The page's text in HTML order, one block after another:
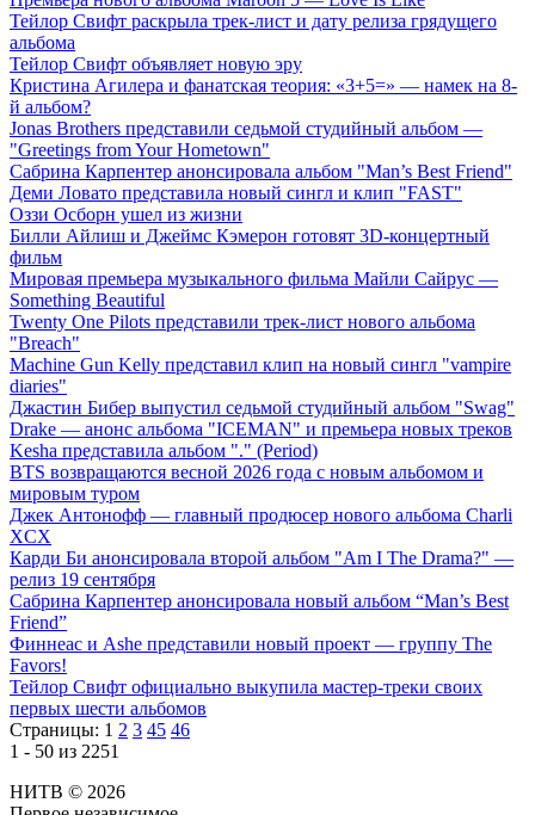
Тейлор Свифт раскрыла трек-лист и дату релиза грядущего
альбома
Тейлор Свифт объявляет новую эру
Кристина Агилера и фанатская теория: «3+5=» — намек на 8-
й альбом?
Jonas Brothers представили седьмой студийный альбом —
"Greetings from Your Hometown"
Сабрина Карпентер анонсировала альбом "Man’s Best Friend"
Деми Ловато представила новый сингл и клип "FAST"
Оззи Осборн ушел из жизни
Билли Айлиш и Джеймс Кэмерон готовят 3D-концертный
фильм
Мировая премьера музыкального фильма Майли Сайрус —
Something Beautiful
Twenty One Pilots представили трек-лист нового альбома
"Breach"
Machine Gun Kelly представил клип на новый сингл "vampire
diaries"
Джастин Бибер выпустил седьмой студийный альбом "Swag"
Drake — анонс альбома "ICEMAN" и премьера новых треков
Kesha представила альбом "." (Period)
BTS возвращаются весной 2026 года с новым альбомом и
мировым туром
Джек Антонофф — главный продюсер нового альбома Charli
XCX
Карди Би анонсировала второй альбом "Am I The Drama?" —
релиз 19 сентября
Сабрина Карпентер анонсировала новый альбом “Man’s Best
Friend”
Финнеас и Ashe представили новый проект — группу The
Favors!
Тейлор Свифт официально выкупила мастер-треки своих
первых шести альбомов
Страницы: 1 2 3 45 46
1 - 50 из 2251
НИТВ © 2026